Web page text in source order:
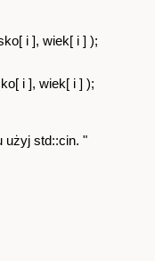
i ], wiek[ i ] );
i ], wiek[ i ] );
użyj std::cin. "